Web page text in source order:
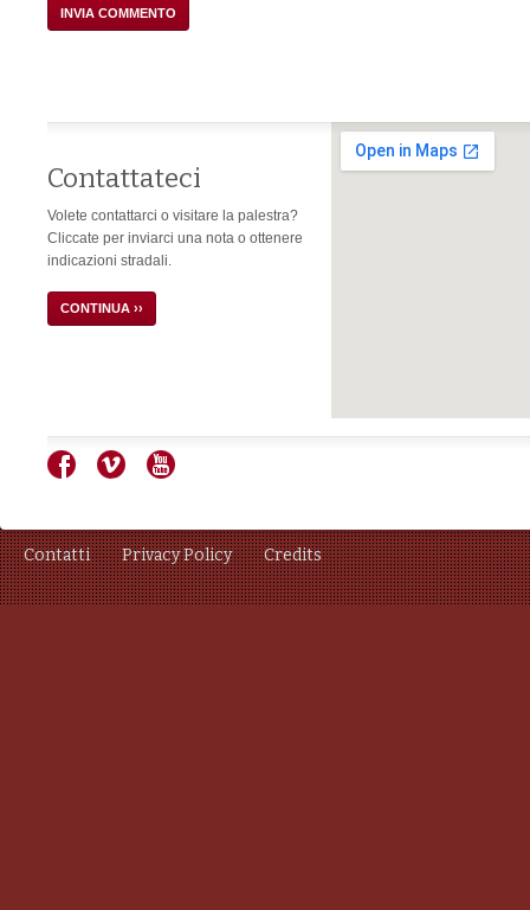
Contattateci
Volete contattarci o visitare la palestra?
Cliccate per inviarci una nota o ottenere
indicazioni stradali.
CONTINUA ››
Contatti Privacy Policy Credits